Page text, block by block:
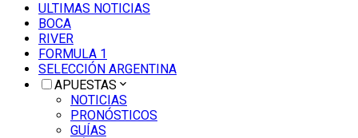
ULTIMAS NOTICIAS
BOCA
RIVER
FORMULA 1
SELECCIÓN ARGENTINA
APUESTAS
NOTICIAS
PRONÓSTICOS
GUÍAS